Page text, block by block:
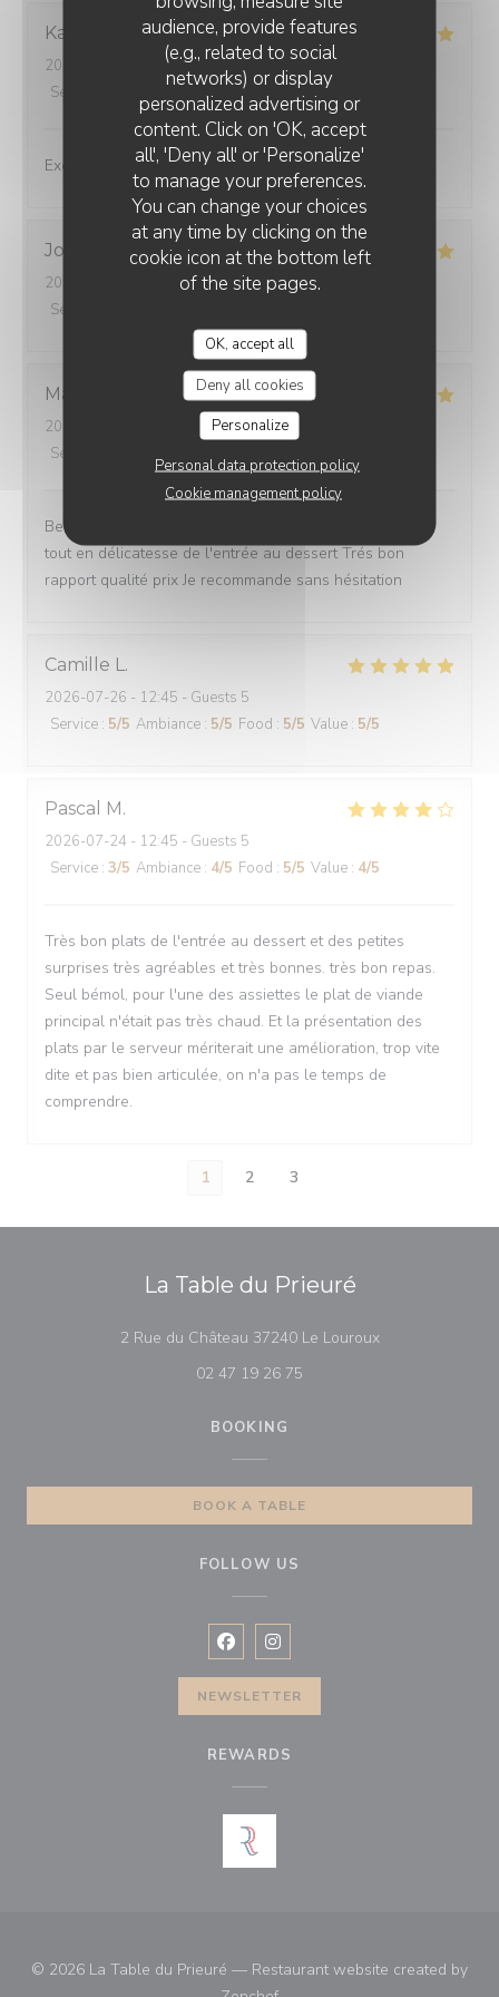
audience, provide features
(e.g., related to social
networks) or display
personalized advertising or
content. Click on 'OK, accept
all', 'Deny all' or 'Personalize'
to manage your preferences.
You can change your choices
at any time by clicking on the
cookie icon at the bottom left
of the site pages.
OK, accept all
Deny all cookies
Personalize
Personal data protection policy
Cookie management policy
Karen
2026-07-24
- 13:00 - Guests 2
Service
5 Food /5 Value
Excellent experience!
Jocelyne M
2026-07-30
- 12:30 - Guests 2
Service
Marie-France
2026-07-24
- 12:15 - Guests 2
Service
Belle découverte Personnel agréable et discret Cuisine
tout en délicatesse de l'entrée au dessert Trés bon
rapport qualité prix Je recommande sans hésitation
Camille L
2026-07-26 - 12:45 - Guests 5
Service : 5/5 Ambiance : 5/5 Food : 5/5 Value : 5/5
Pascal M
2026-07-24 - 12:45 - Guests 5
Service : 3/5 Ambiance : 4/5 Food : 5/5 Value : 4/5
Très bon plats de l'entrée au dessert et des petites
surprises très agréables et très bonnes. très bon repas.
Seul bémol, pour l'une des assiettes le plat de viande
principal n'était pas très chaud. Et la présentation des
plats par le serveur mériterait une amélioration, trop vite
dite et pas bien articulée, on n'a pas le temps de
comprendre.
1 2 3
La Table du Prieuré
2 Rue du Château 37240 Le Louroux((opens in a
02 47 19 26 75
BOOKING
BOOK A TABLE
FOLLOW US
Facebook ((opens in a new
Instagram ((opens in a new
NEWSLETTER
REWARDS
© 2026 La Table du Prieuré — Restaurant website created by